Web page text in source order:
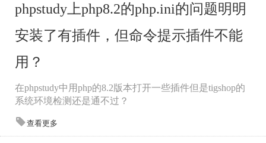
phpstudy上php8.2的php.ini的问题明明
安装了有插件，但命令提示插件不能
用？
在phpstudy中用php的8.2版本打开一些插件但是tigshop的
系统环境检测还是通不过？
查看更多